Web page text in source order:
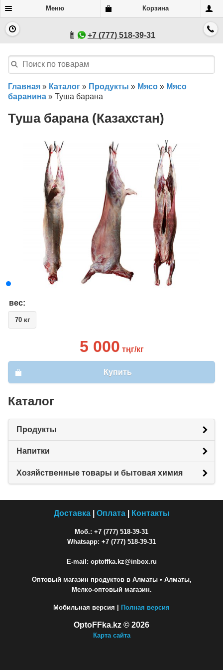
Меню Корзина
+7 (777) 518-39-31
Главная » Каталог » Продукты » Мясо » Мясо
баранина » Туша барана
Туша барана (Казахстан)
вес:
70 кг
5 000 тңг/кг
Купить
Каталог
Продукты
Напитки
Хозяйственные товары и бытовая химия
Доставка| Оплата| Контакты
Моб.: +7 (777) 518-39-31
Whatsapp: +7 (777) 518-39-31
E-mail: optoffka.kz@inbox.ru
Оптовый магазин продуктов в Алматы• Алматы,
Мелко-оптовый магазин.
Мобильная версия | Полная версия
OptoFFka.kz © 2026
Карта сайта